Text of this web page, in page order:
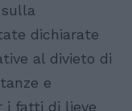
dichiarate
al divieto di
e
i fatti di lieve